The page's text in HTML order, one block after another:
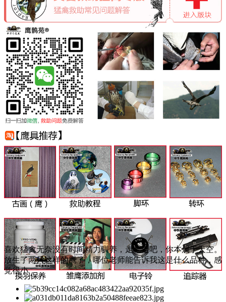
喜欢猛禽无奈没有时间精力驯养，走吧走吧，你本属于天空。
放生了两只这样的鹰了，哪位老师能告诉我这是什么品种，感
觉很小